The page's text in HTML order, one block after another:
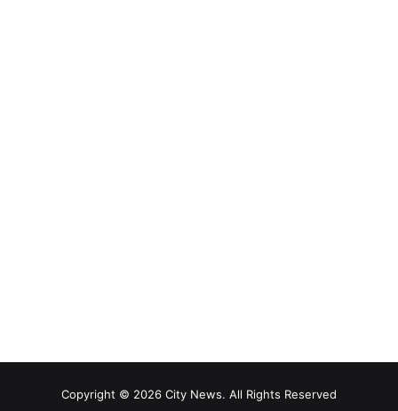
Copyright © 2026 City News. All Rights Reserved